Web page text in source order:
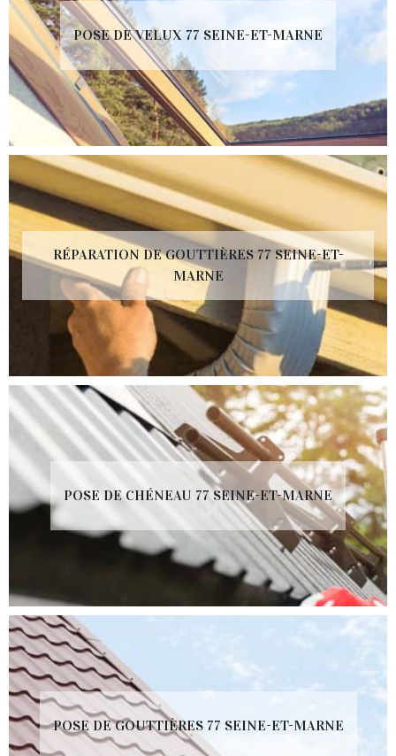
POSE DE VELUX 77 SEINE-ET-MARNE
RÉPARATION DE GOUTTIÈRES 77 SEINE-ET-
MARNE
POSE DE CHÉNEAU 77 SEINE-ET-MARNE
POSE DE GOUTTIÈRES 77 SEINE-ET-MARNE